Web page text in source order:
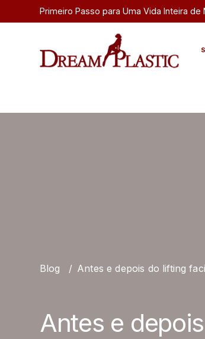
Primeiro Passo para Uma Vida Inteira de
Blog / Antes e depois do lifting
Antes e